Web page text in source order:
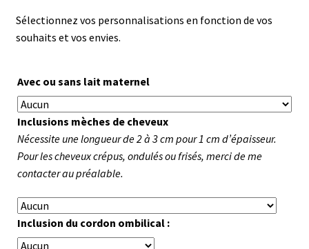
Sélectionnez vos personnalisations en fonction de vos
souhaits et vos envies.
Avec ou sans lait maternel
Inclusions mèches de cheveux
Nécessite une longueur de 2 à 3 cm pour 1 cm d’épaisseur.
Pour les cheveux crépus, ondulés ou frisés, merci de me
contacter au préalable.
Inclusion du cordon ombilical :